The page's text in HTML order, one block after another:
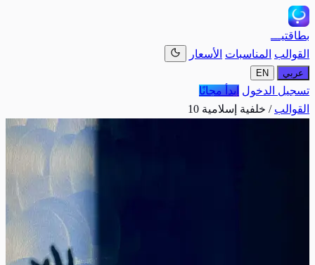
بطاقتيـــ
القوالب المناسبات الأسعار
عربي EN
تسجيل الدخول ابدأ مجانًا
القوالب / خلفية إسلامية 10